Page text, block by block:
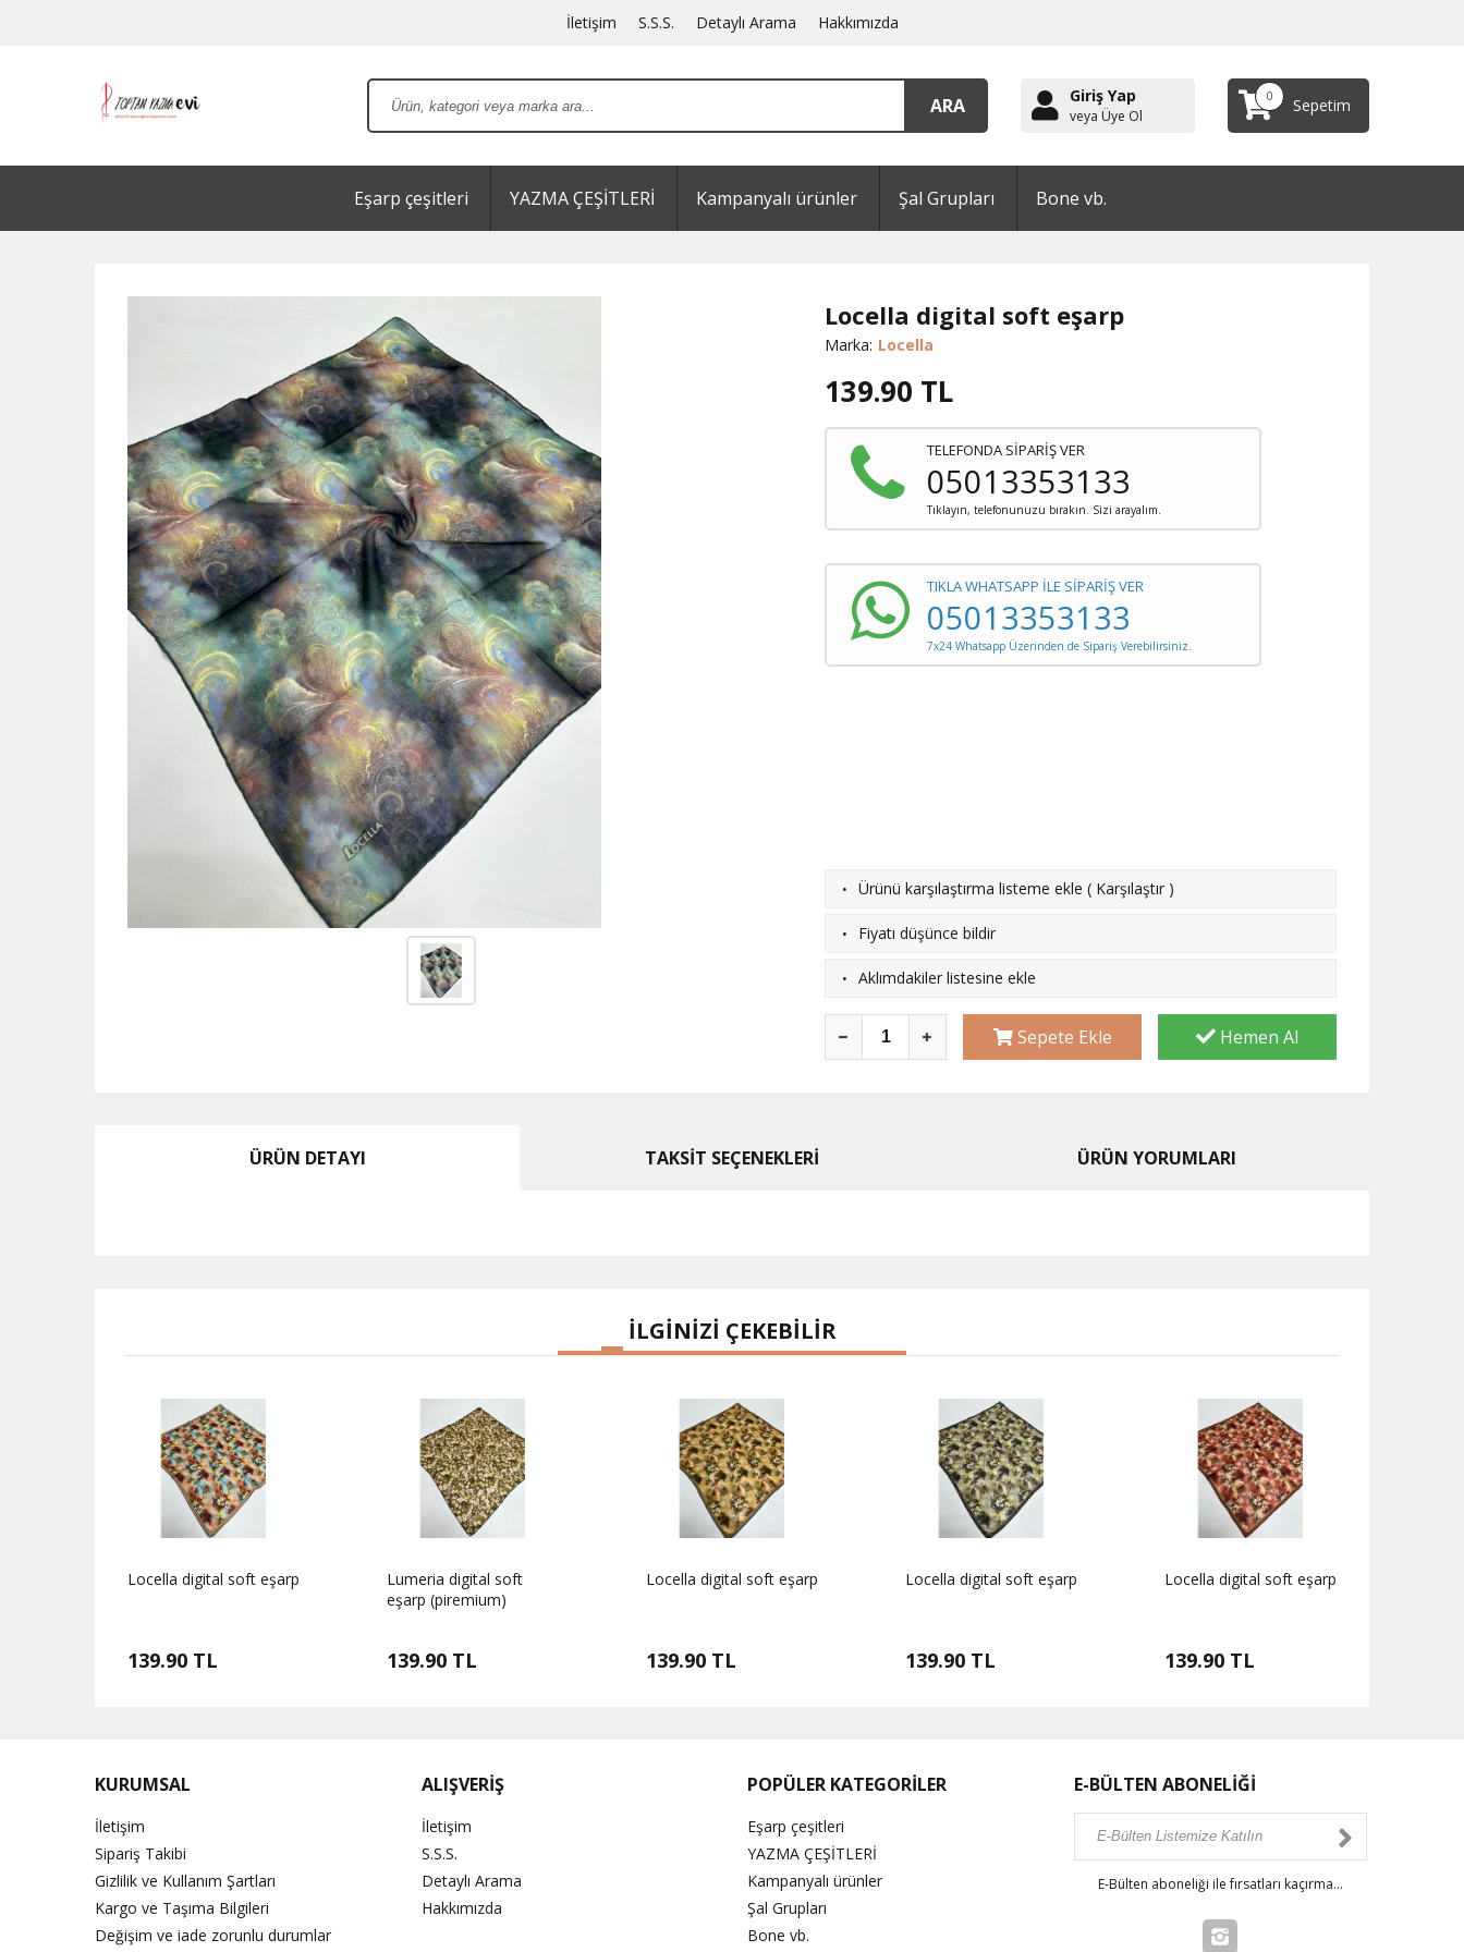
İletişim S.S.S. Detaylı Arama Hakkımızda
Giriş Yap
veya Üye Ol
0 Sepetim
Eşarp çeşitleri YAZMA ÇEŞİTLERİ Kampanyalı ürünler Şal Grupları Bone vb.
Locella digital soft eşarp
Marka: Locella
139.90 TL
TELEFONDA SİPARİŞ VER
05013353133
Tıklayın, telefonunuzu bırakın. Sizi arayalım.
TIKLA WHATSAPP İLE SİPARİŞ VER
05013353133
7x24 Whatsapp Üzerinden de Sipariş Verebilirsiniz.
· Ürünü karşılaştırma listeme ekle ( Karşılaştır )
· Fiyatı düşünce bildir
· Aklımdakiler listesine ekle
Sepete Ekle Hemen Al
ÜRÜN DETAYI TAKSİT SEÇENEKLERİ ÜRÜN YORUMLARI
İLGİNİZİ ÇEKEBİLİR
Locella digital soft eşarp
139.90 TL
Lumeria digital soft
eşarp (piremium)
139.90 TL
Locella digital soft eşarp
139.90 TL
Locella digital soft eşarp
139.90 TL
Locella digital soft eşarp
139.90 TL
KURUMSAL
İletişim
Sipariş Takibi
Gizlilik ve Kullanım Şartları
Kargo ve Taşıma Bilgileri
Değişim ve iade zorunlu durumlar
ALIŞVERİŞ
İletişim
S.S.S.
Detaylı Arama
Hakkımızda
POPÜLER KATEGORİLER
Eşarp çeşitleri
YAZMA ÇEŞİTLERİ
Kampanyalı ürünler
Şal Grupları
Bone vb.
E-BÜLTEN ABONELİĞİ
E-Bülten aboneliği ile fırsatları kaçırma...